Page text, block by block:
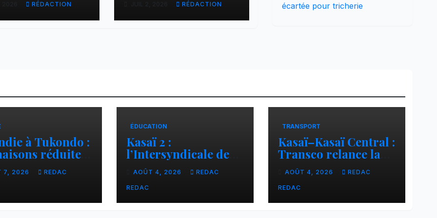
RÉDACTION d’autres conduits
vers des lieux
RÉDACTION
écartée pour tricherie
à Tukondo :
réduites
plusieurs
sans abri
7, 2026 REDAC
ÉDUCATION
Kasaï 2 :
l’Intersyndicale des
enseignants dénonce
une contribution
financière imposée
aux écoles de la
AOÛT 4, 2026 REDAC
REDAC
TRANSPORT
Kasaï–Kasaï Central :
Transco relance la
liaison Tshikapa–
Tshiamu pour
faciliter les échanges
AOÛT 4, 2026 REDAC
REDAC